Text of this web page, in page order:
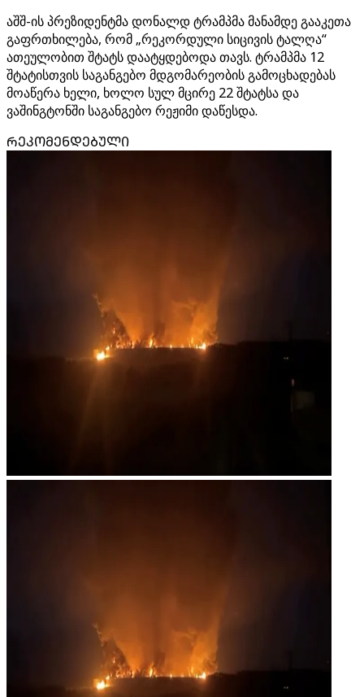
აშშ-ის პრეზიდენტმა დონალდ ტრამპმა მანამდე გააკეთა
გაფრთხილება, რომ „რეკორდული სიცივის ტალღა“
ათეულობით შტატს დაატყდებოდა თავს. ტრამპმა 12
შტატისთვის საგანგებო მდგომარეობის გამოცხადებას
მოაწერა ხელი, ხოლო სულ მცირე 22 შტატსა და
ვაშინგტონში საგანგებო რეჟიმი დაწესდა.
ᲠᲔᲙᲝᲛᲔᲜᲓᲔᲑᲣᲚᲘ